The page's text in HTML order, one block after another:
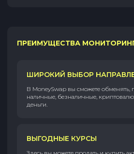
ПРЕИМУЩЕСТВА
ШИРОКИЙ ВЫБОР
В MoneySwap вы сможете обменять,
наличные, безналичные,
деньги.
ВЫГОДНЫЕ КУРСЫ